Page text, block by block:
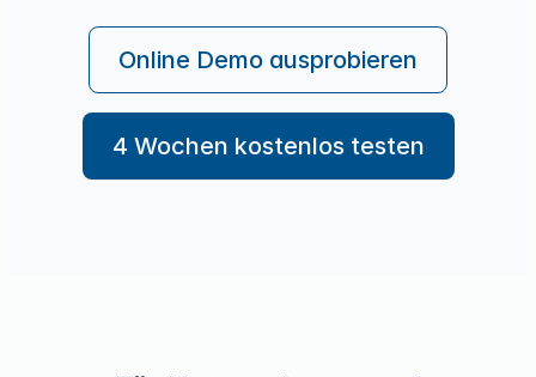
Online Demo ausprobieren
4 Wochen kostenlos testen